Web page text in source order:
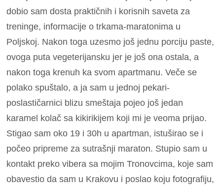
dobio sam dosta praktičnih i korisnih saveta za
treninge, informacije o trkama-maratonima u
Poljskoj. Nakon toga uzesmo još jednu porciju paste,
ovoga puta vegeterijansku jer je još ona ostala, a
nakon toga krenuh ka svom apartmanu. Veče se
polako spuštalo, a ja sam u jednoj pekari-
poslastičarnici blizu smeštaja pojeo još jedan
karamel kolač sa kikirikijem koji mi je veoma prijao.
Stigao sam oko 19 i 30h u apartman, istuširao se i
počeo pripreme za sutrašnji maraton. Stupio sam u
kontakt preko vibera sa mojim Tronovcima, koje sam
obavestio da sam u Krakovu i poslao koju fotografiju,